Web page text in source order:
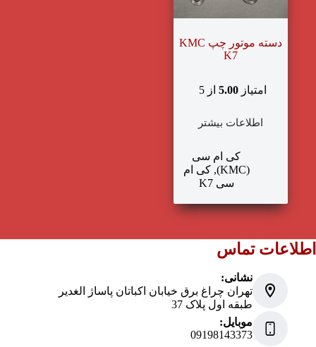
دسته موتور چپ KMC
K7
امتیاز 5.00از 5
اطلاعات بیشتر
کی ام سی
(KMC)
,کی ام
سی K7
اطلاعات تماس
نشانی:
تهران چراغ برق خیابان اکباتان پاساژ الغدیر
طبقه اول پلاک 37
موبایل:
09198143373